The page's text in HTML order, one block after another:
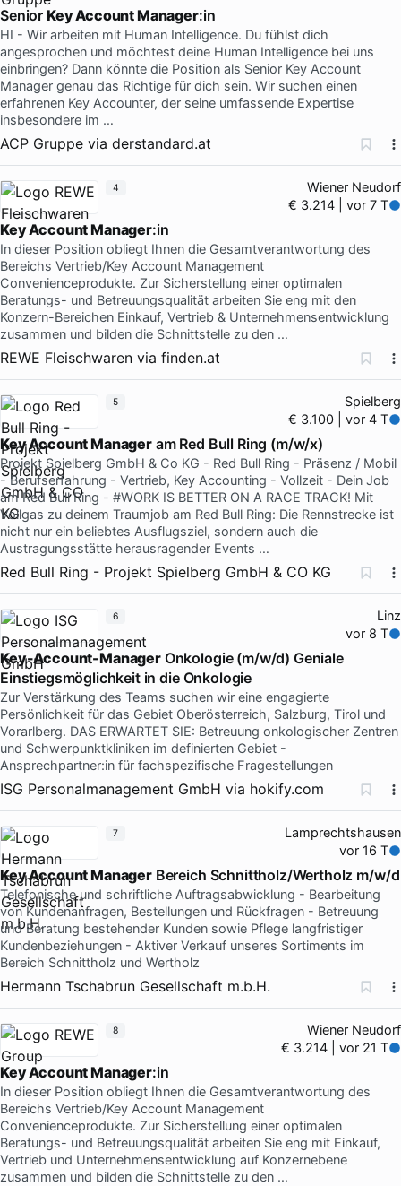
Senior Key Account Manager:in
HI - Wir arbeiten mit Human Intelligence. Du fühlst dich
angesprochen und möchtest deine Human Intelligence bei uns
einbringen? Dann könnte die Position als Senior Key Account
Manager genau das Richtige für dich sein. Wir suchen einen
erfahrenen Key Accounter, der seine umfassende Expertise
insbesondere im …
ACP Gruppe via derstandard.at
Wiener Neudorf
€ 3.214 | vor 7 T
Key Account Manager:in
In dieser Position obliegt Ihnen die Gesamtverantwortung des
Bereichs Vertrieb/Key Account Management
Convenienceprodukte. Zur Sicherstellung einer optimalen
Beratungs- und Betreuungsqualität arbeiten Sie eng mit den
Konzern-Bereichen Einkauf, Vertrieb & Unternehmensentwicklung
zusammen und bilden die Schnittstelle zu den …
REWE Fleischwaren via finden.at
4
Spielberg
€ 3.100 | vor 4 T
Key Account Manageram Red Bull Ring (m/w/x)
Projekt Spielberg GmbH & Co KG - Red Bull Ring - Präsenz / Mobil
- Berufserfahrung - Vertrieb, Key Accounting - Vollzeit - Dein Job
am Red Bull Ring - #WORK IS BETTER ON A RACE TRACK! Mit
Vollgas zu deinem Traumjob am Red Bull Ring: Die Rennstrecke ist
nicht nur ein beliebtes Ausflugsziel, sondern auch die
Austragungsstätte herausragender Events …
Red Bull Ring - Projekt Spielberg GmbH & CO KG
5
Linz
vor 8 T
Key-Account-ManagerOnkologie (m/w/d) Geniale
Einstiegsmöglichkeit in die Onkologie
Zur Verstärkung des Teams suchen wir eine engagierte
Persönlichkeit für das Gebiet Oberösterreich, Salzburg, Tirol und
Vorarlberg. DAS ERWARTET SIE: Betreuung onkologischer Zentren
und Schwerpunktkliniken im definierten Gebiet -
Ansprechpartner:in für fachspezifische Fragestellungen
ISG Personalmanagement GmbH via hokify.com
6
Lamprechtshausen
vor 16 T
Key Account ManagerBereich Schnittholz/Wertholz m/w/d
Telefonische und schriftliche Auftragsabwicklung - Bearbeitung
von Kundenanfragen, Bestellungen und Rückfragen - Betreuung
und Beratung bestehender Kunden sowie Pflege langfristiger
Kundenbeziehungen - Aktiver Verkauf unseres Sortiments im
Bereich Schnittholz und Wertholz
Hermann Tschabrun Gesellschaft m.b.H.
7
Wiener Neudorf
€ 3.214 | vor 21 T
Key Account Manager:in
In dieser Position obliegt Ihnen die Gesamtverantwortung des
Bereichs Vertrieb/Key Account Management
Convenienceprodukte. Zur Sicherstellung einer optimalen
Beratungs- und Betreuungsqualität arbeiten Sie eng mit Einkauf,
Vertrieb und Unternehmensentwicklung auf Konzernebene
zusammen und bilden die Schnittstelle zu den …
8